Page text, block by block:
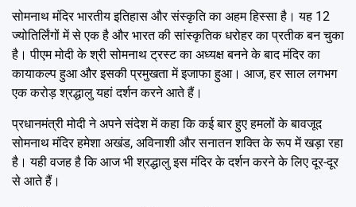
सोमनाथ मंदिर भारतीय इतिहास और संस्कृति का अहम हिस्सा है। यह 12
ज्योतिर्लिंगों में से एक है और भारत की सांस्कृतिक धरोहर का प्रतीक बन चुका
है। पीएम मोदी के श्री सोमनाथ ट्रस्ट का अध्यक्ष बनने के बाद मंदिर का
कायाकल्प हुआ और इसकी प्रमुखता में इजाफा हुआ। आज, हर साल लगभग
एक करोड़ श्रद्धालु यहां दर्शन करने आते हैं।
प्रधानमंत्री मोदी ने अपने संदेश में कहा कि कई बार हुए हमलों के बावजूद
सोमनाथ मंदिर हमेशा अखंड, अविनाशी और सनातन शक्ति के रूप में खड़ा रहा
है। यही वजह है कि आज भी श्रद्धालु इस मंदिर के दर्शन करने के लिए दूर-दूर
से आते हैं।